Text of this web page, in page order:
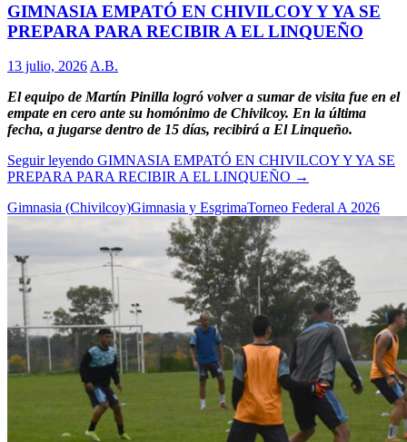
GIMNASIA EMPATÓ EN CHIVILCOY Y YA SE
PREPARA PARA RECIBIR A EL LINQUEÑO
13 julio, 2026 A.B.
El equipo de Martín Pinilla logró volver a sumar de visita fue en el
empate en cero ante su homónimo de Chivilcoy. En la última
fecha, a jugarse dentro de 15 días, recibirá a El Linqueño.
Seguir leyendo GIMNASIA EMPATÓ EN CHIVILCOY Y YA SE
PREPARA PARA RECIBIR A EL LINQUEÑO →
Gimnasia (Chivilcoy)Gimnasia y EsgrimaTorneo Federal A 2026